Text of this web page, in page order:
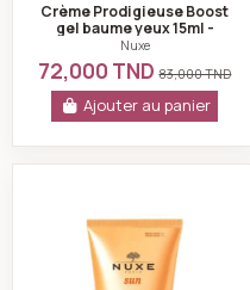
Crème Prodigieuse Boost
gel baume yeux 15ml -
Nuxe
Nuxe
72,000 TND83,000 TND
Ajouter au panier